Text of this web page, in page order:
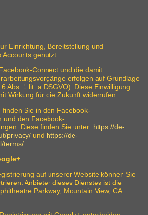
Einrichtung, Bereitstellung und
genutzt.
Connect und die damit
erfolgen auf Grundlage
Abs. 1 lit. a DSGVO). Diese Einwilligung
Wirkung für die Zukunft widerrufen.
Sie in den Facebook-
und den Facebook-
Diese finden Sie unter: https://de-
privacy/ und https://de-
terms/
auf unserer Website können Sie
Anbieter dieses Dienstes ist die
Parkway, Mountain View, CA